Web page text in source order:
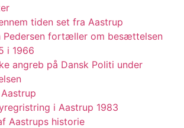
tiden set fra Aastrup
Pedersen fortæller om besættelsen
i 1966
angreb på Dansk Politi under
i Aastrup 1983
Aastrups historie